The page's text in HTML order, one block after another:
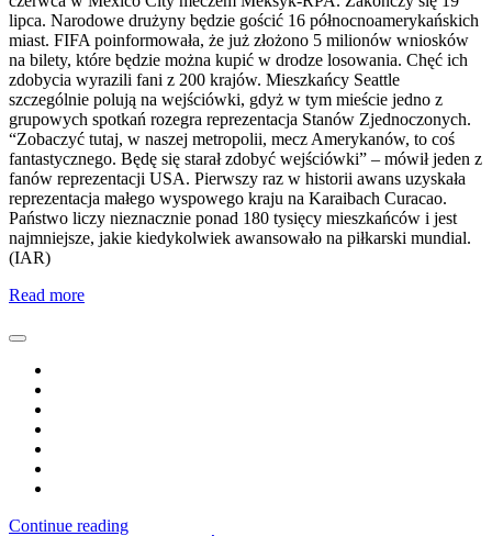
lipca. Narodowe drużyny będzie gościć 16 północnoamerykańskich
miast. FIFA poinformowała, że już złożono 5 milionów wniosków
na bilety, które będzie można kupić w drodze losowania. Chęć ich
zdobycia wyrazili fani z 200 krajów. Mieszkańcy Seattle
szczególnie polują na wejściówki, gdyż w tym mieście jedno z
grupowych spotkań rozegra reprezentacja Stanów Zjednoczonych.
“Zobaczyć tutaj, w naszej metropolii, mecz Amerykanów, to coś
fantastycznego. Będę się starał zdobyć wejściówki” – mówił jeden z
fanów reprezentacji USA. Pierwszy raz w historii awans uzyskała
reprezentacja małego wyspowego kraju na Karaibach Curacao.
Państwo liczy nieznacznie ponad 180 tysięcy mieszkańców i jest
najmniejsze, jakie kiedykolwiek awansowało na piłkarski mundial.
(IAR)
Read more
Continue reading